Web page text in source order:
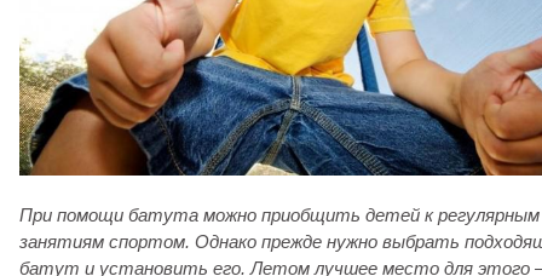
При помощи батута можно приобщить детей к регулярным
занятиям спортом. Однако прежде нужно выбрать
батут и установить его. Летом лучшее место для этого